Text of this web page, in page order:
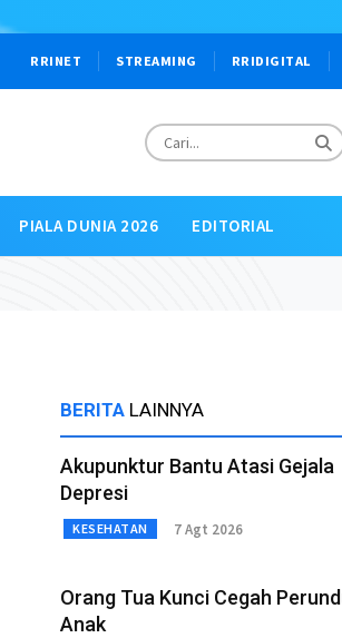
RRINET STREAMING RRIDIGITAL
PIALA DUNIA 2026 EDITORIAL
BERITA LAINNYA
Akupunktur Bantu Atasi Gejala
Depresi
KESEHATAN 7 Agt 2026
Orang Tua Kunci Cegah
Anak